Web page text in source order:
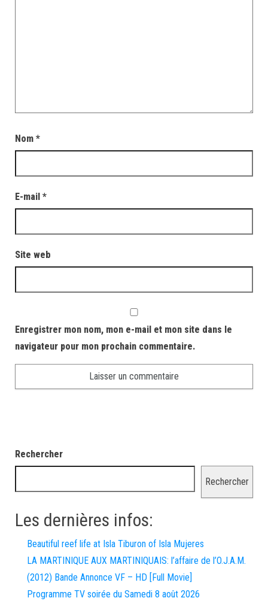
Nom *
E-mail *
Site web
Enregistrer mon nom, mon e-mail et mon site dans le
navigateur pour mon prochain commentaire.
Rechercher
Rechercher
Les dernières infos:
Beautiful reef life at Isla Tiburon of Isla Mujeres
LA MARTINIQUE AUX MARTINIQUAIS: l’affaire de l’O.J.A.M.
(2012) Bande Annonce VF – HD [Full Movie]
Programme TV soirée du Samedi 8 août 2026